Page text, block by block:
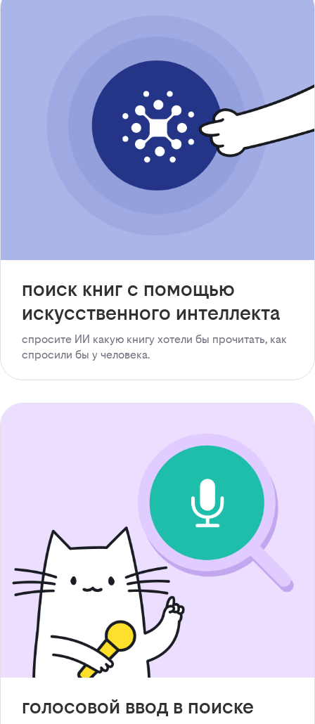
поиск книг с помощью
искусственного интеллекта
спросите ИИ какую книгу хотели бы прочитать, как
спросили бы у человека.
голосовой ввод в поиске